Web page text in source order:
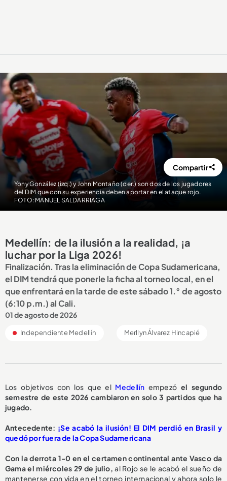
Yony González (izq.) y John Montaño (der.) son dos de los jugadores
del DIM que con su experiencia deben aportar en el ataque rojo.
FOTO: MANUEL SALDARRIAGA
Compartir
Medellín: de la ilusión a la realidad, ¡a
luchar por la Liga 2026!
Finalización. Tras la eliminación de Copa Sudamericana,
el DIM tendrá que ponerle la ficha al torneo local, en el
que enfrentará en la tarde de este sábado 1.° de agosto
(6:10 p.m.) al Cali.
01 de agosto de 2026
Independiente Medellín Merllyn Álvarez Hincapié
Los objetivos con los que el Medellín empezóel segundo
semestre de este 2026 cambiaron en solo 3 partidos que ha
jugado.
Antecedente: ¡Se acabó la ilusión! El DIM perdió en Brasil y
quedó por fuera de la Copa Sudamericana
Con la derrota 1-0 en el certamen continental ante Vasco da
Gama el miércoles 29 de julio, al Rojo se le acabó el sueño de
mantenerse con vida en el torneo internacional y ahora solo le